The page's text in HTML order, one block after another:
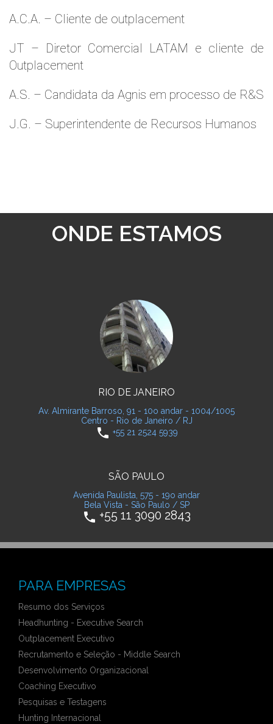
A.C.A. – Cliente de outplacement
JT – Diretor Comercial LATAM e cliente de
Outplacement
A.S. – Candidata da Agnis em processo de R&S
J.G. – Superintendente de Recursos Humanos
ONDE ESTAMOS
RIO DE JANEIRO
Av. Almirante Barroso, 91 - 10o andar - 1004/1005
Centro - Rio de Janeiro / RJ
phone +55 21 2524 5939
SÃO PAULO
Avenida Paulista, 575 - 19o andar
Bela Vista - São Paulo / SP
phone +55 11 3090 2843
PARA EMPRESAS
Resumo dos Serviços
Headhunting - Executive Search
Outplacement Executivo
Recrutamento e Seleção - Middle Search
Desenvolvimento Organizacional
Coaching Executivo
Pesquisas e Testagens
Hunting Internacional